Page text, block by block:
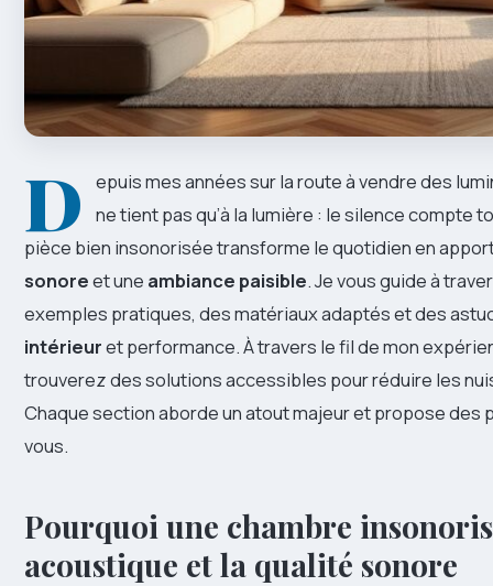
D
epuis mes années sur la route à vendre des
ne tient pas qu’à la lumière : le silence compte
pièce bien insonorisée transforme le quotidien en
sonoreet une ambiance paisible. Je vous guide à
exemples pratiques, des matériaux adaptés et des
intérieuret performance. À travers le fil de mon
trouverez des solutions accessibles pour réduire les
Chaque section aborde un atout majeur et propose
vous.
Pourquoi une chambre
acoustique et la qualité sonore